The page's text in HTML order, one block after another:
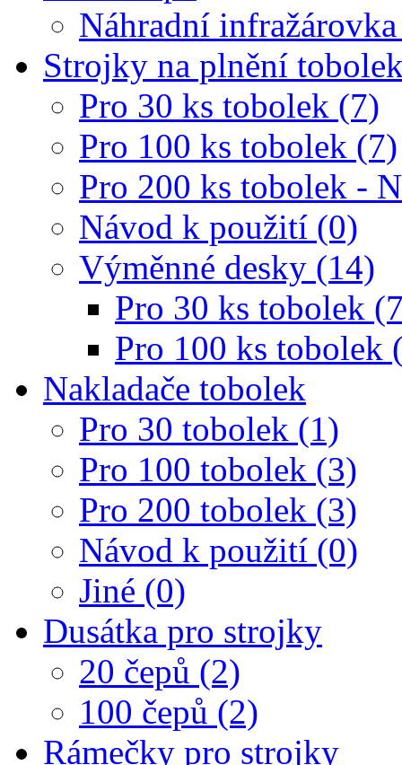
Náhradní
Strojky na plnění
Pro 30 ks tobolek (7)
Pro 100 ks tobolek (7)
Pro 200 ks tobolek -
Návod k použití (0)
Výměnné desky (14)
Pro 30 ks tobolek
Pro 100 ks tobolek
Nakladače tobolek
Pro 30 tobolek (1)
Pro 100 tobolek (3)
Pro 200 tobolek (3)
Návod k použití (0)
Jiné (0)
Dusátka pro strojky
20 čepů (2)
100 čepů (2)
Rámečky pro strojky